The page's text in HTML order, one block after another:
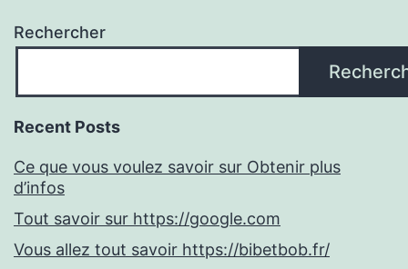
Rechercher
Recent Posts
Ce que vous voulez savoir sur Obtenir plus
d’infos
Tout savoir sur https://google.com
Vous allez tout savoir https://bibetbob.fr/